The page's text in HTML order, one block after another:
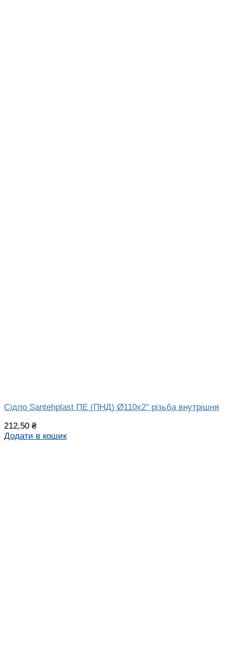
Сідло Santehplast ПЕ (ПНД) Ø110х2″ різьба внутрішня
212,50 ₴
Додати в кошик